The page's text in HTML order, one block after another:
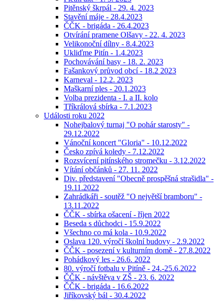
Pitěnský škrpál - 29. 4. 2023
Stavění máje - 28.4.2023
ČČK - brigáda - 26.4.2023
Otvírání pramene Olšavy - 22. 4. 2023
Velikonoční dílny - 8.4.2023
Ukliďme Pitín - 1.4.2023
Pochovávání basy - 18. 2. 2023
Fašankový průvod obcí - 18.2 2023
Karneval - 12.2. 2023
Maškarní ples - 20.1.2023
Volba prezidenta - I. a II. kolo
Tříkrálová sbírka - 7.1.2023
Události roku 2022
Nohejbalový turnaj "O pohár starosty" -
29.12.2022
Vánoční koncert "Gloria" - 10.12.2022
Česko zpívá koledy - 7.12.2022
Rozsvícení pitínského stromečku - 3.12.2022
Vítání občánků - 27. 11. 2022
Div. představení "Obecně prospěšná strašidla" -
19.11.2022
Zahrádkáři - soutěž "O největší bramboru" -
13.11.2022
ČČK - sbírka ošacení - říjen 2022
Beseda s důchodci - 15.9.2022
Všechno co má kola - 10.9.2022
Oslava 120. výročí školní budovy - 2.9.2022
ČČK - posezení v kulturním domě - 27.8.2022
Pohádkový les - 26.6. 2022
80. výročí fotbalu v Pitíně - 24.-25.6.2022
ČČK - návštěva v ZŠ - 23. 6. 2022
ČČK - brigáda - 16.6.2022
Jiříkovský bál - 30.4.2022